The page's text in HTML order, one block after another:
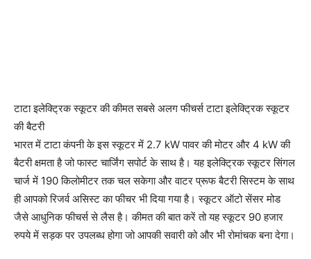
टाटा इलेक्ट्रिक स्कूटर की कीमत सबसे अलग फीचर्स टाटा इलेक्ट्रिक स्कूटर
की बैटरी
भारत में टाटा कंपनी के इस स्कूटर में 2.7 kW पावर की मोटर और 4 kW की
बैटरी क्षमता है जो फास्ट चार्जिंग सपोर्ट के साथ है। यह इलेक्ट्रिक स्कूटर सिंगल
चार्ज में 190 किलोमीटर तक चल सकेगा और वाटर प्रूफ बैटरी सिस्टम के साथ
ही आपको रिजर्व असिस्ट का फीचर भी दिया गया है। स्कूटर ऑटो सेंसर मोड
जैसे आधुनिक फीचर्स से लैस है। कीमत की बात करें तो यह स्कूटर 90 हजार
रुपये में सड़क पर उपलब्ध होगा जो आपकी सवारी को और भी रोमांचक बना देगा।